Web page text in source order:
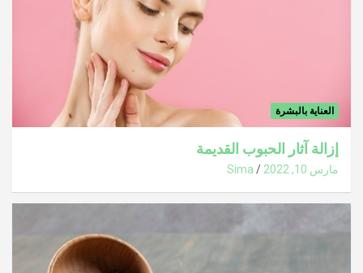
العناية بالبشرة
إزالة آثار الحبوب القديمة
مارس 10, 2022 Sima